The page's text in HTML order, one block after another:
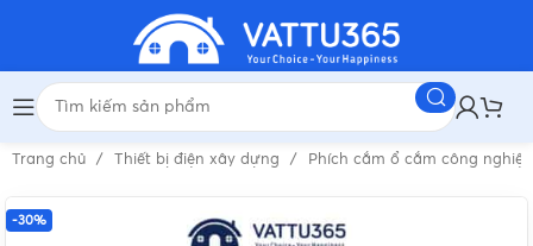
Trang chủ Thiết bị điện xây dựng Phích cắm ổ cắm công
-30%